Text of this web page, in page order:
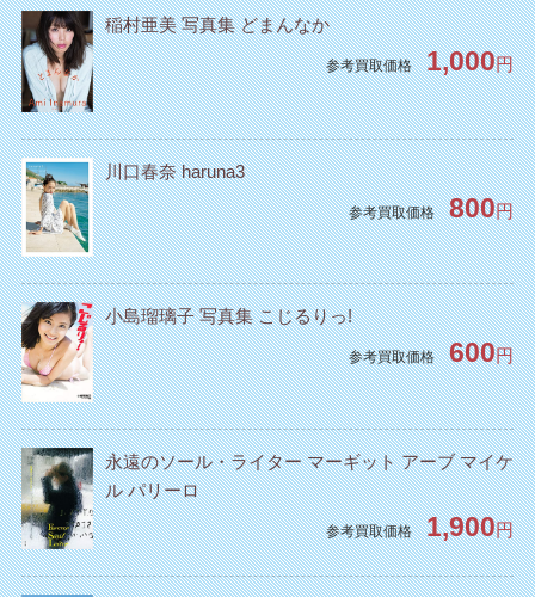
稲村亜美 写真集 どまんなか
参考買取価格 1,000円
川口春奈 haruna3
参考買取価格 800円
小島瑠璃子 写真集 こじるりっ!
参考買取価格 600円
永遠のソール・ライター マーギット アーブ マイケ
ル パリーロ
参考買取価格 1,900円